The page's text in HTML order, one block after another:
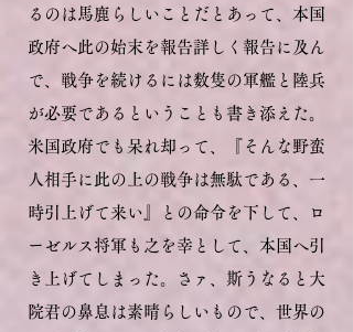
るのは馬鹿らしいことだとあって、本国
政府へ此の始末を報告詳しく報告に及ん
で、戦争を続けるには数隻の軍艦と陸兵
が必要であるということも書き添えた。
米国政府でも呆れ却って、『そんな野蛮
人相手に此の上の戦争は無駄である、一
時引上げて来い』との命令を下して、ロ
ーゼルス将軍も之を幸として、本国へ引
き上げてしまった。さァ、斯うなると大
院君の鼻息は素晴らしいもので、世界の